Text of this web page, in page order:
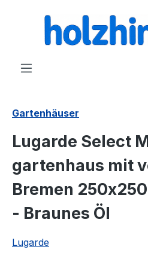
springen
Gartenhäuser
Lugarde Select
gartenhaus mit
Bremen
- Braunes Öl
Lugarde